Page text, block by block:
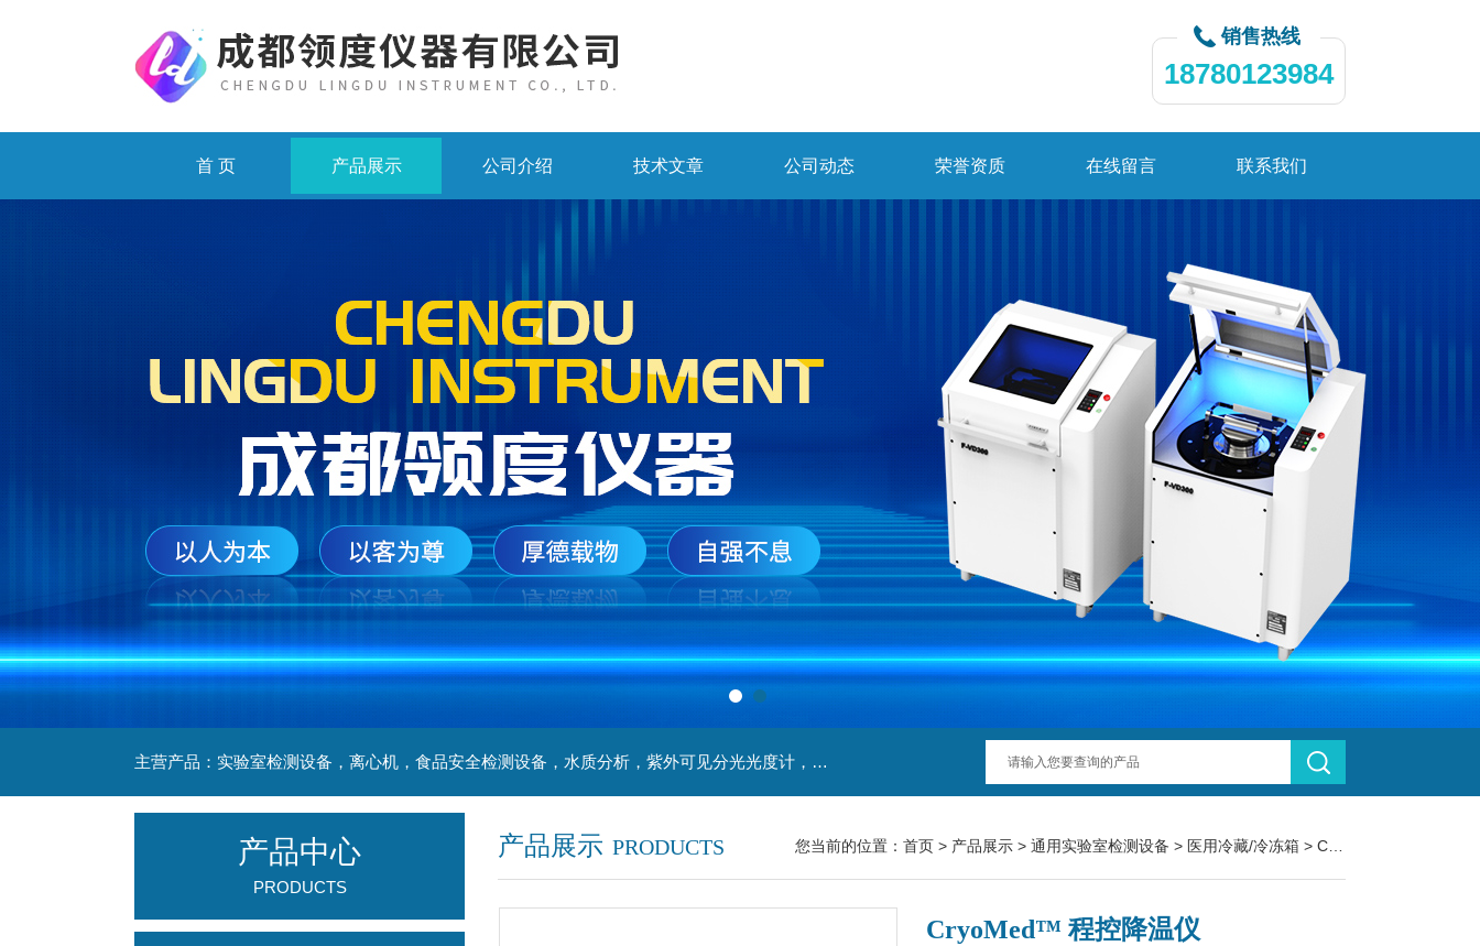
销售热线
18780123984
首 页 产品展示 公司介绍 技术文章 公司动态 荣誉资质 在线留言 联系我们
主营产品：实验室检测设备，离心机，食品安全检测设备，水质分析，紫外可见分光光度计，液氮罐，万分之一天平，离心机生物实验室工程，移液器
产品展示 PRODUCTS 您当前的位置： 首页 > 产品展示 > 通用实验室检测设备 > 医用冷藏/冷冻箱 > CryoMed™ 程控降温仪
CryoMed™ 程控降温仪
产品中心
PRODUCTS